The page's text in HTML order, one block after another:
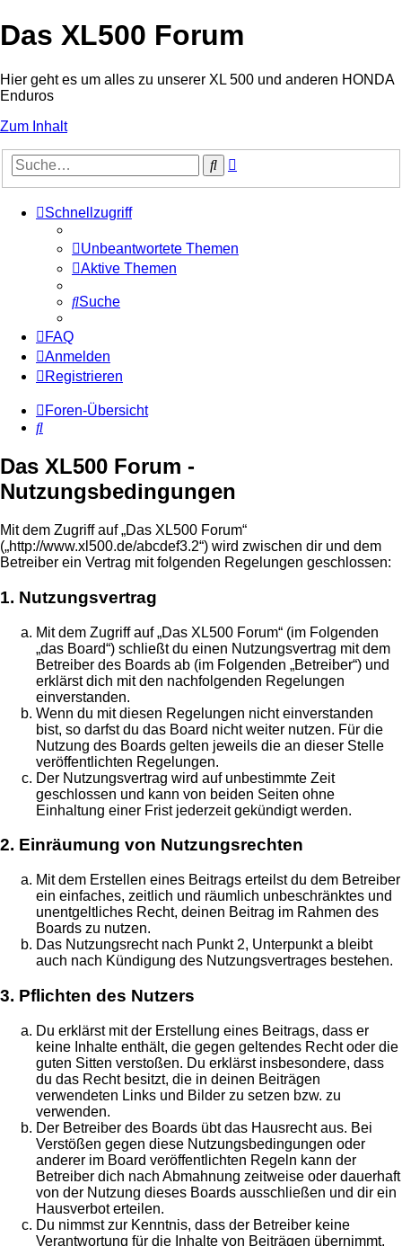
Das XL500 Forum
Hier geht es um alles zu unserer XL 500 und anderen HONDA
Enduros
Zum Inhalt
Suche
Schnellzugriff
Unbeantwortete Themen
Aktive Themen
Suche
FAQ
Anmelden
Registrieren
Foren-Übersicht
Suche
Das XL500 Forum -
Nutzungsbedingungen
Mit dem Zugriff auf „Das XL500 Forum“
(„http://www.xl500.de/abcdef3.2“) wird zwischen dir und dem
Betreiber ein Vertrag mit folgenden Regelungen geschlossen:
1. Nutzungsvertrag
Mit dem Zugriff auf „Das XL500 Forum“ (im Folgenden
„das Board“) schließt du einen Nutzungsvertrag mit dem
Betreiber des Boards ab (im Folgenden „Betreiber“) und
erklärst dich mit den nachfolgenden Regelungen
einverstanden.
Wenn du mit diesen Regelungen nicht einverstanden
bist, so darfst du das Board nicht weiter nutzen. Für die
Nutzung des Boards gelten jeweils die an dieser Stelle
veröffentlichten Regelungen.
Der Nutzungsvertrag wird auf unbestimmte Zeit
geschlossen und kann von beiden Seiten ohne
Einhaltung einer Frist jederzeit gekündigt werden.
2. Einräumung von Nutzungsrechten
Mit dem Erstellen eines Beitrags erteilst du dem Betreiber
ein einfaches, zeitlich und räumlich unbeschränktes und
unentgeltliches Recht, deinen Beitrag im Rahmen des
Boards zu nutzen.
Das Nutzungsrecht nach Punkt 2, Unterpunkt a bleibt
auch nach Kündigung des Nutzungsvertrages bestehen.
3. Pflichten des Nutzers
Du erklärst mit der Erstellung eines Beitrags, dass er
keine Inhalte enthält, die gegen geltendes Recht oder die
guten Sitten verstoßen. Du erklärst insbesondere, dass
du das Recht besitzt, die in deinen Beiträgen
verwendeten Links und Bilder zu setzen bzw. zu
verwenden.
Der Betreiber des Boards übt das Hausrecht aus. Bei
Verstößen gegen diese Nutzungsbedingungen oder
anderer im Board veröffentlichten Regeln kann der
Betreiber dich nach Abmahnung zeitweise oder dauerhaft
von der Nutzung dieses Boards ausschließen und dir ein
Hausverbot erteilen.
Du nimmst zur Kenntnis, dass der Betreiber keine
Verantwortung für die Inhalte von Beiträgen übernimmt,